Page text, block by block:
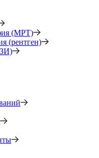
(МРТ)
(рентген)